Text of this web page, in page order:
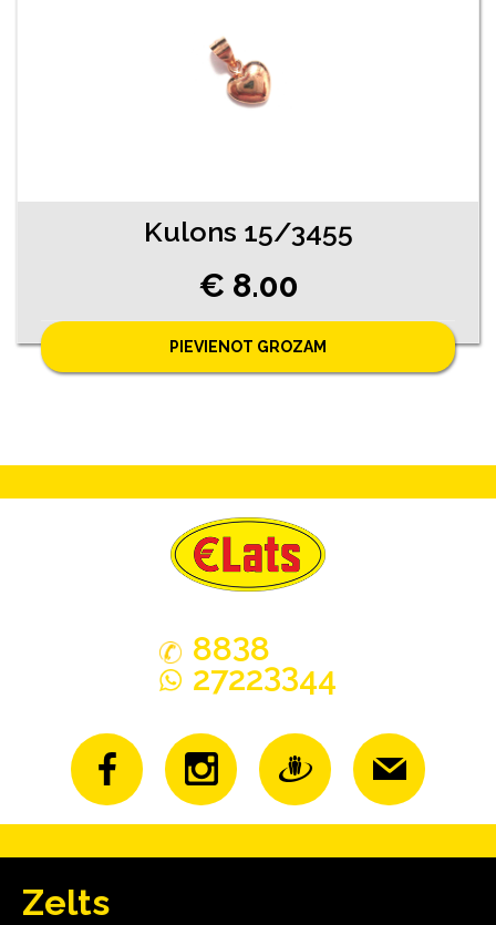
Kulons 15/3455
€ 8.00
PIEVIENOT GROZAM
8838
27223344
Zelts